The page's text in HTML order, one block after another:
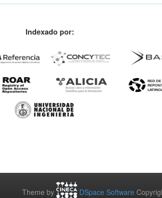
Indexado por:
Theme by DSpace Software